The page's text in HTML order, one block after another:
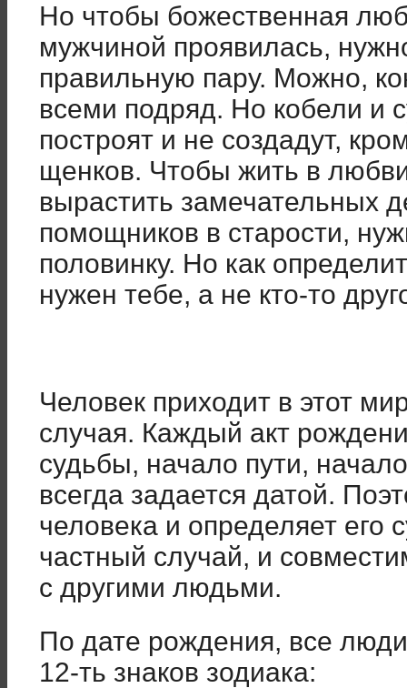
Но чтобы божественная
мужчиной проявилась,
правильную пару. Можно,
всеми подряд. Но кобели и
построят и не создадут,
щенков. Чтобы жить в
вырастить замечательных
помощников в старости,
половинку. Но как
нужен тебе, а не кто-то
Человек приходит в этот
случая. Каждый акт
судьбы, начало пути,
всегда задается датой.
человека и определяет его
частный случай, и
с другими людьми.
По дате рождения, все
12-ть знаков зодиака: